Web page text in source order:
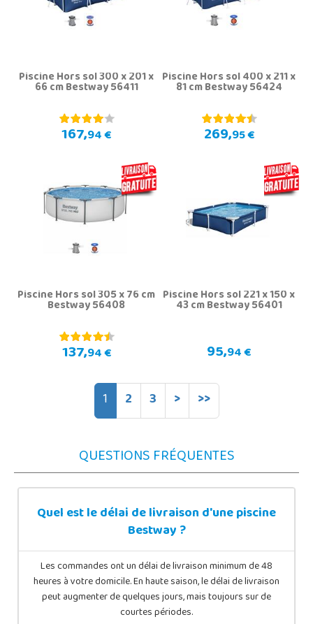
Piscine Hors sol 300 x 201 x
66 cm Bestway 56411
167,94 €
Piscine Hors sol 400 x 211 x
81 cm Bestway 56424
269,95 €
Piscine Hors sol 305 x 76 cm
Bestway 56408
137,94 €
Piscine Hors sol 221 x 150 x
43 cm Bestway 56401
95,94 €
1 2 3 > >>
QUESTIONS FRÉQUENTES
Quel est le délai de livraison d'une piscine
Bestway ?
Les commandes ont un délai de livraison minimum de 48
heures à votre domicile. En haute saison, le délai de livraison
peut augmenter de quelques jours, mais toujours sur de
courtes périodes.